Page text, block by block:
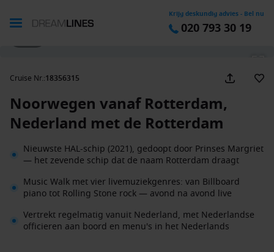
Krijg deskundig advies - Bel nu
020 793 30 19
Cruise Nr.:18356315
Noorwegen vanaf Rotterdam,
Nederland met de Rotterdam
Nieuwste HAL-schip (2021), gedoopt door Prinses Margriet
— het zevende schip dat de naam Rotterdam draagt
Music Walk met vier livemuziekgenres: van Billboard
piano tot Rolling Stone rock — avond na avond live
Vertrekt regelmatig vanuit Nederland, met Nederlandse
officieren aan boord en menu's in het Nederlands